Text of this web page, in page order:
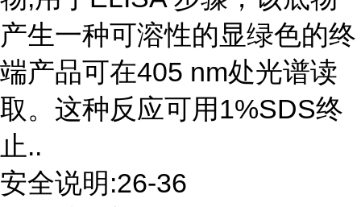
产生一种可溶性的显绿色的终
端产品可在405 nm处光谱读
取。这种反应可用1%SDS终
止..
安全说明:26-36